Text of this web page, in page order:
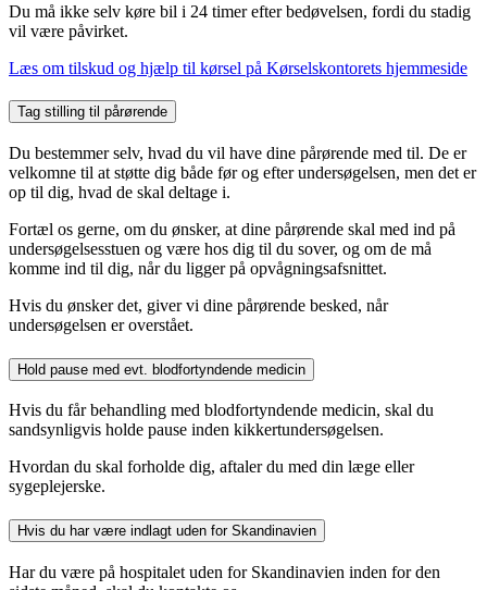
Du må ikke selv køre bil i 24 timer efter bedøvelsen, fordi du stadig
vil være påvirket.
Læs om tilskud og hjælp til kørsel på Kørselskontorets hjemmeside
Tag stilling til pårørende
Du bestemmer selv, hvad du vil have dine pårørende med til. De er
velkomne til at støtte dig både før og efter undersøgelsen, men det er
op til dig, hvad de skal deltage i.
Fortæl os gerne, om du ønsker, at dine pårørende skal med ind på
undersøgelsesstuen og være hos dig til du sover, og om de må
komme ind til dig, når du ligger på opvågningsafsnittet.
Hvis du ønsker det, giver vi dine pårørende besked, når
undersøgelsen er overstået.
Hold pause med evt. blodfortyndende medicin
Hvis du får behandling med blodfortyndende medicin, skal du
sandsynligvis holde pause inden kikkertundersøgelsen.
Hvordan du skal forholde dig, aftaler du med din læge eller
sygeplejerske.
Hvis du har være indlagt uden for Skandinavien
Har du være på hospitalet uden for Skandinavien inden for den